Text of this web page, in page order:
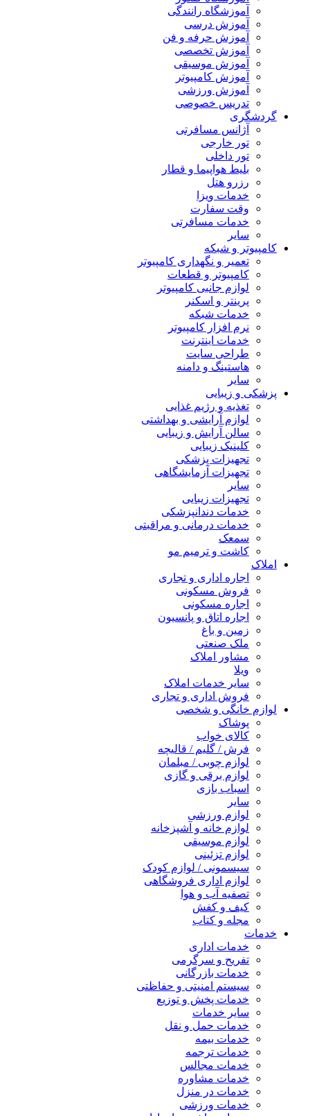
آموزشگاه رانندگی
آموزش درسی
آموزش حرفه و فن
آموزش تخصصی
آموزش موسیقی
آموزش کامپیوتر
آموزش ورزشی
تدریس خصوصی
گردشگری
آژانس مسافرتی
تور خارجی
تور داخلی
بلیط هواپیما و قطار
رزرو هتل
خدمات ویزا
وقت سفارت
خدمات مسافرتی
سایر
کامپیوتر و شبکه
تعمیر و نگهداری کامپیوتر
کامپیوتر و قطعات
لوازم جانبی کامپیوتر
پرینتر و اسکنر
خدمات شبکه
نرم افزار کامپیوتر
خدمات اینترنت
طراحی سایت
هاستینگ و دامنه
سایر
پزشکی و زیبایی
تغذیه و رژیم غذایی
لوازم آرایشی و بهداشتی
سالن آرایش و زیبایی
کلینیک زیبایی
تجهیزات پزشکی
تجهیزات آزمایشگاهی
سایر
تجهیزات زیبایی
خدمات دندانپزشکی
خدمات درمانی و مراقبتی
سمعک
کاشت و ترمیم مو
املاک
اجاره اداری و تجاری
فروش مسکونی
اجاره مسکونی
اجاره اتاق و پانسیون
زمین و باغ
ملک صنعتی
مشاور املاک
ویلا
سایر خدمات املاک
فروش اداری و تجاری
لوازم خانگی و شخصی
پوشاک
کالای خواب
فرش / گلیم / قالیچه
لوازم چوبی / مبلمان
لوازم برقی و گازی
اسباب بازی
سایر
لوازم ورزشی
لوازم خانه و آشپزخانه
لوازم موسیقی
لوازم تزئینی
سیسمونی / لوازم کودک
لوازم اداری فروشگاهی
تصفیه آب و هوا
کیف و کفش
مجله و کتاب
خدمات
خدمات اداری
تفریح و سرگرمی
خدمات بازرگانی
سیستم امنیتی و حفاظتی
خدمات پخش و توزیع
سایر خدمات
خدمات حمل و نقل
خدمات بیمه
خدمات ترجمه
خدمات مجالس
خدمات مشاوره
خدمات در منزل
خدمات ورزشی